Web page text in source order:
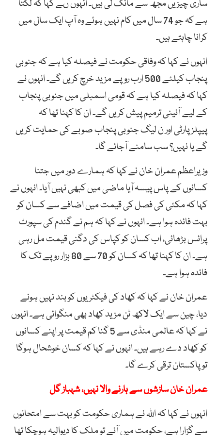
ساری چیزیں مجھ سے مانگ لی ہیں۔ انہوں ںے کہا کہ لگتا
ہے کہ جو 74 سال میں کام نہیں ہوئے وہ آپ ایک سال میں
کرانا چاہتے ہیں۔
انہوں نے کہا کہ وفاقی حکومت نے فیصلہ کیا ہے کہ جنوبی
پنجاب کیلئے 500 ارب روپے مزید خرچ کریں گے۔ انہوں نے
کہا کہ فیصلہ کیا ہے کہ قومی اسمبلی میں جنوبی پنجاب
کے لیے آئینی ترمیم پیش کریں گے۔ ان کا کہنا تھا کہ
پیپلزپارٹی اور ن لیگ جنوبی پنجاب صوبے کی حمایت کریں
گے یا نہیں؟ سب سامنے آجائے گا۔
وزیراعظم عمران خان نے کہا کہ ہمارے دور میں جتنا
کسانوں کے پاس پیسہ آیا ماضی میں کبھی نہیں آیا۔ انہوں نے
کہا کہ مکئی کی فصل کی قیمت میں اضافے سے کسان کو
بہت فائدہ ہوا ہے۔ انہوں نے کہا کہ ہم نے گندم کی سپورٹ
پرائس بڑھائی، اب کسان کو کپاس کی دگنی قیمت مل رہی
ہے۔ ان کا کہنا تھا کہ کسان کو 70 سے 80 ہزار روپے تک کا
فائدہ ہوا ہے۔
عمران خان نے کہا کہ کھاد کی فیکٹریوں کو بند نہیں ہونے
دیا، چین سے ایک لاکھ ٹن مزید کھاد بھی منگوائی ہے۔ انہوں
نے کہا کہ عالمی منڈی سے 5 گنا کم قیمت پر اپنے کسانوں
کو کھاد دے رہے ہیں۔ انہوں نے کہا کہ کسان خوشحال ہوگا
تو پاکستان ترقی کرے گا۔
عمران خان سازشوں سے ہارنے والا نہیں، شہباز گل
انہوں نے کہا کہ اللہ نے ہماری حکومت کو بہت سے امتحانوں
سے گزارا ہے، حکومت میں آئے تو ملک کا دیوالیہ ہوچکا تھا